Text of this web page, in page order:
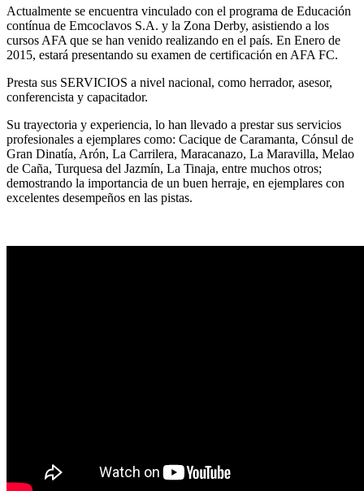
Actualmente se encuentra vinculado con el programa de Educación
contínua de Emcoclavos S.A. y la Zona Derby, asistiendo a los
cursos AFA que se han venido realizando en el país. En Enero de
2015, estará presentando su examen de certificación en AFA FC.
Presta sus SERVICIOS a nivel nacional, como herrador, asesor,
conferencista y capacitador.
Su trayectoria y experiencia, lo han llevado a prestar sus servicios
profesionales a ejemplares como: Cacique de Caramanta, Cónsul de
Gran Dinatía, Arón, La Carrilera, Maracanazo, La Maravilla, Melao
de Caña, Turquesa del Jazmín, La Tinaja, entre muchos otros;
demostrando la importancia de un buen herraje, en ejemplares con
excelentes desempeños en las pistas.